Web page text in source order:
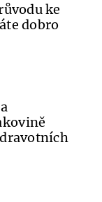
ke
dobro